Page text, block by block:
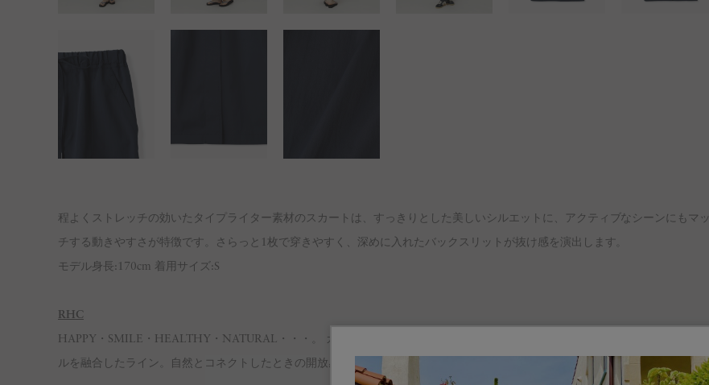
程よくストレッチの効いたタイプライター素材のスカートは、すっきりとした美しいシルエットに、アクティブなシーンにもマッ
チする動きやすさが特徴です。さらっと1枚で穿きやすく、深めに入れたバックスリットが抜け感を演出します。
モデル身長:170cm 着用サイズ:S
RHC
HAPPY・SMILE・HEALTHY・NATURAL・・・。 カリフォルニアのアクティビティやマインド、ファッション、ライフスタイ
ルを融合したライン。自然とコネクトしたときの開放感をデザイン。HappyでPeace-fulなディテールを盛り込んでいます。